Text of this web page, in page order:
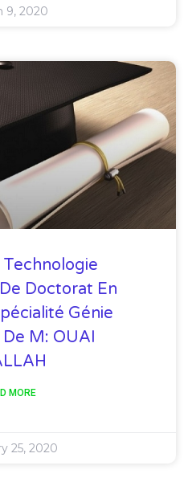
9, 2020
Technologie
Doctorat En
Génie
M: OUAI
MORE
25, 2020